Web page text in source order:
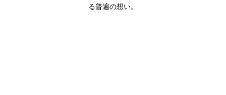
る普遍の想い。